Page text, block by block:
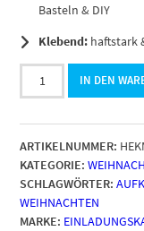
Basteln & DIY
Klebend: haftstark
48
Weihnachtsaufkleber
Vintage
-
für
Geschenke
zu
Weihnachten
IN DEN
ARTIKELNUMMER:
KATEGORIE:
SCHLAGWÖRTER:
WEIHNACHTEN
MARKE: